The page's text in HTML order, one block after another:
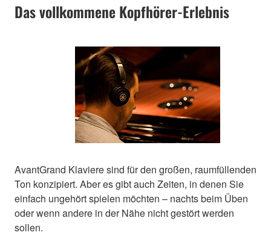
Das vollkommene Kopfhörer-Erlebnis
AvantGrand Klaviere sind für den großen, raumfüllenden
Ton konzipiert. Aber es gibt auch Zeiten, in denen Sie
einfach ungehört spielen möchten – nachts beim Üben
oder wenn andere in der Nähe nicht gestört werden
sollen.